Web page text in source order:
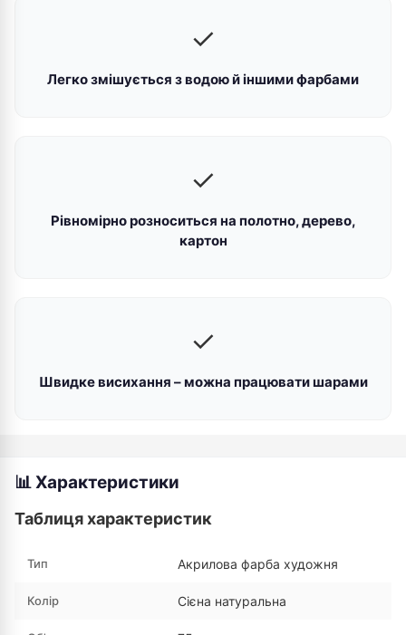
✓
Легко змішується з водою й іншими фарбами
✓
Рівномірно розноситься на полотно, дерево,
картон
✓
Швидке висихання – можна працювати шарами
📊 Характеристики
Таблиця характеристик
Тип Акрилова фарба художня
Колір Сієна натуральна